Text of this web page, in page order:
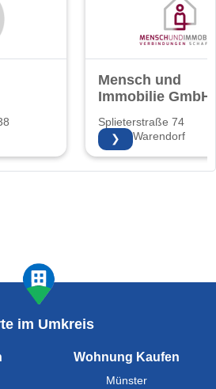
Mensch und
Immobilie GmbH
Splieterstraße 74
48231 Warendorf
❯
im Umkreis
Wohnung Kaufen
Münster